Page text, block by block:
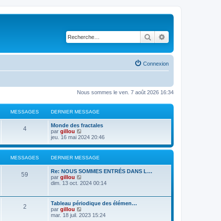
Rechercher
Connexion
Nous sommes le ven. 7 août 2026 16:34
MESSAGES DERNIER MESSAGE
4
Monde des fractales
par gillou
o
r
e
d
e
n
e
r
e
jeu. 16 mai 2024 20:46
MESSAGES DERNIER MESSAGE
59
Re: NOUS SOMMES ENTRÉS DANS L…
par gillou
o
l
e
d
e
dim. 13 oct. 2024 00:14
2
Tableau périodique des élémen…
par gillou
o
mar. 18 juil. 2023 15:24